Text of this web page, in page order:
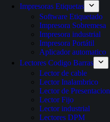
Impresoras Etiquetas
Software Etiquetado
Impresora Sobremesa
Impresora industrial
Impresora Portátil
Aplicador automatico
Lectores Codigo Barras
Lector de cable
Lector Inalambrico
Lector de Presentacion
Lector Fijo
Lector industrial
Lectores DPM